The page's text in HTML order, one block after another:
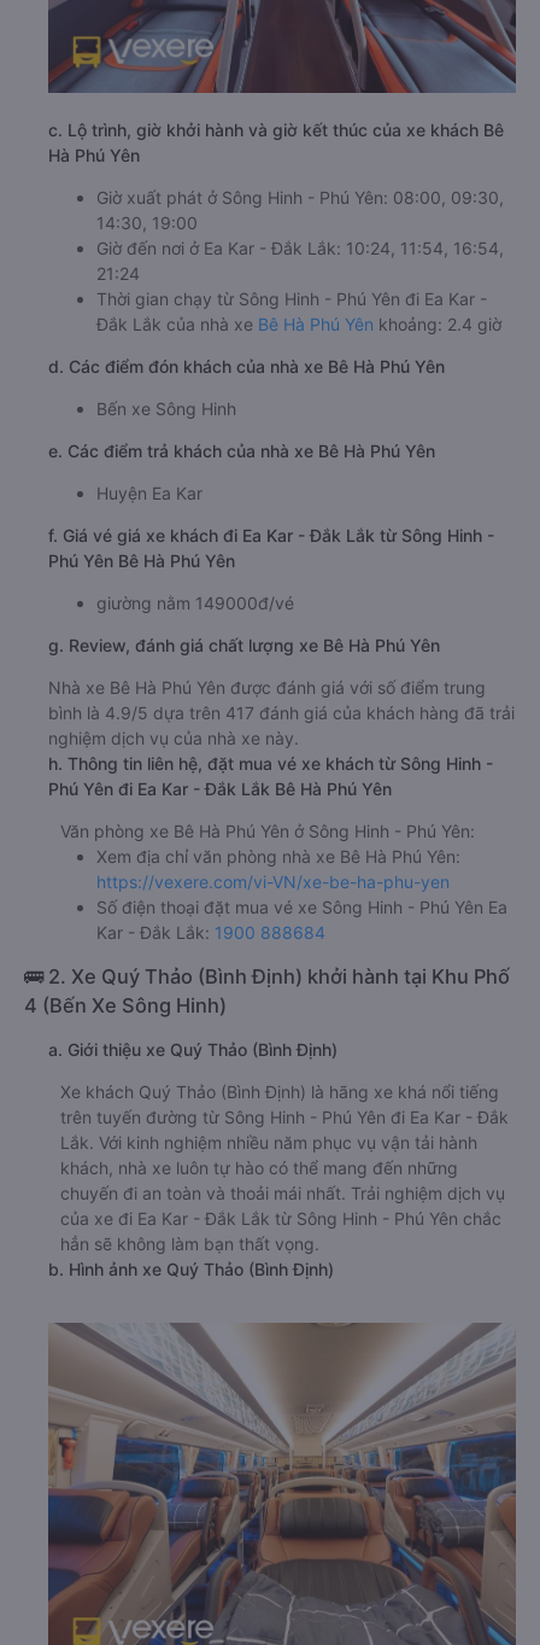
c. Lộ trình, giờ khởi hành và giờ kết thúc của xe khách Bê
Hà Phú Yên
Giờ xuất phát ở Sông Hinh - Phú Yên: 08:00, 09:30,
14:30, 19:00
Giờ đến nơi ở Ea Kar - Đắk Lắk: 10:24, 11:54, 16:54,
21:24
Thời gian chạy từ Sông Hinh - Phú Yên đi Ea Kar -
Đắk Lắk của nhà xe Bê Hà Phú Yên khoảng: 2.4 giờ
d. Các điểm đón khách của nhà xe Bê Hà Phú Yên
Bến xe Sông Hinh
e. Các điểm trả khách của nhà xe Bê Hà Phú Yên
Huyện Ea Kar
f. Giá vé giá xe khách đi Ea Kar - Đắk Lắk từ Sông Hinh -
Phú Yên Bê Hà Phú Yên
giường nằm 149000đ/vé
g. Review, đánh giá chất lượng xe Bê Hà Phú Yên
Nhà xe Bê Hà Phú Yên được đánh giá với số điểm trung
bình là 4.9/5 dựa trên 417 đánh giá của khách hàng đã trải
nghiệm dịch vụ của nhà xe này.
h. Thông tin liên hệ, đặt mua vé xe khách từ Sông Hinh -
Phú Yên đi Ea Kar - Đắk Lắk Bê Hà Phú Yên
Văn phòng xe Bê Hà Phú Yên ở Sông Hinh - Phú Yên:
Xem địa chỉ văn phòng nhà xe Bê Hà Phú Yên:
https://vexere.com/vi-VN/xe-be-ha-phu-yen
Số điện thoại đặt mua vé xe Sông Hinh - Phú Yên Ea
Kar - Đắk Lắk: 1900 888684
🚌 2. Xe Quý Thảo (Bình Định) khởi hành tại Khu Phố
4 (Bến Xe Sông Hinh)
a. Giới thiệu xe Quý Thảo (Bình Định)
Xe khách Quý Thảo (Bình Định) là hãng xe khá nổi tiếng
trên tuyến đường từ Sông Hinh - Phú Yên đi Ea Kar - Đắk
Lắk. Với kinh nghiệm nhiều năm phục vụ vận tải hành
khách, nhà xe luôn tự hào có thể mang đến những
chuyến đi an toàn và thoải mái nhất. Trải nghiệm dịch vụ
của xe đi Ea Kar - Đắk Lắk từ Sông Hinh - Phú Yên chắc
hẳn sẽ không làm bạn thất vọng.
b. Hình ảnh xe Quý Thảo (Bình Định)